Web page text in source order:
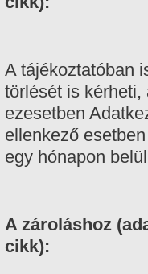
A tájékoztatóban
törlését is
ezesetben
ellenkező
egy hónapon
A zároláshoz
cikk):